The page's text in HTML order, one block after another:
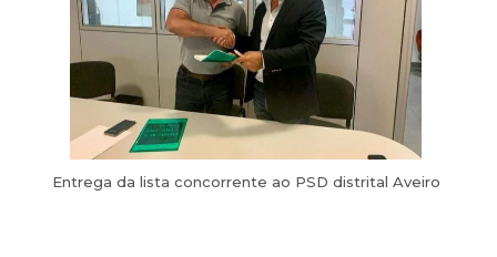
Entrega da lista concorrente ao PSD distrital Aveiro